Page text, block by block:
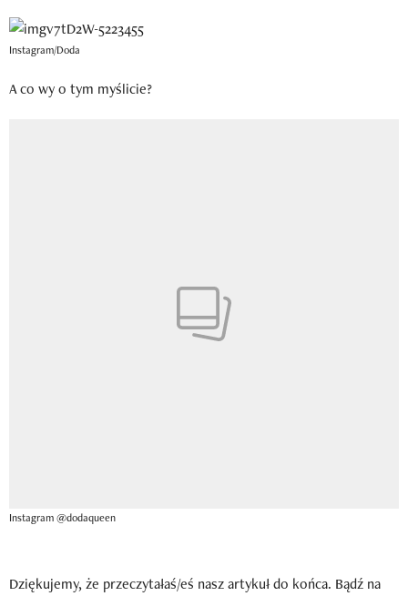
Instagram/Doda
A co wy o tym myślicie?
Instagram @dodaqueen
Dziękujemy, że przeczytałaś/eś nasz artykuł do końca. Bądź na